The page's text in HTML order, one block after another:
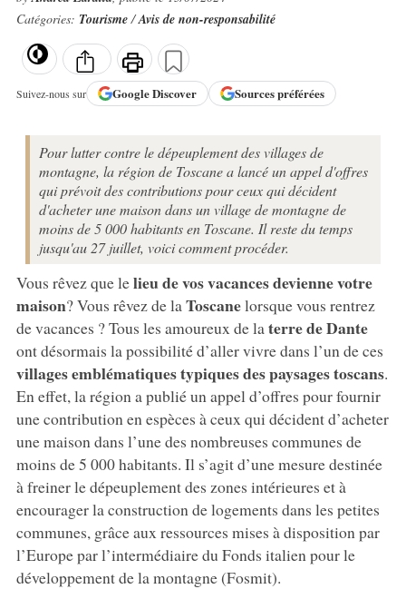
Catégories: Tourisme/Avis de non-responsabilité
Suivez-nous sur GoogleDiscover Sources préférées
Pour lutter contre le dépeuplement des villages de
montagne, la région de Toscane a lancé un appel d'offres
qui prévoit des contributions pour ceux qui décident
d'acheter une maison dans un village de montagne de
moins de 5 000 habitants en Toscane. Il reste du temps
jusqu'au 27 juillet, voici comment procéder.
Vous rêvez que lelieu de vos vacances devienne votre
maison? Vous rêvez de laToscanelorsque vous rentrez
de vacances ? Tous les amoureux de la terre de Dante
ont désormais la possibilité d’aller vivre dans l’un de ces
villages emblématiques typiques des paysages toscans.
En effet, la région a publié un appel d’offres pour fournir
une contribution en espèces à ceux qui décident d’acheter
une maison dans l’une des nombreuses communes de
moins de 5 000 habitants. Il s’agit d’une mesure destinée
à freiner le dépeuplement des zones intérieures et à
encourager la construction de logements dans les petites
communes, grâce aux ressources mises à disposition par
l’Europe par l’intermédiaire du Fonds italien pour le
développement de la montagne (Fosmit).